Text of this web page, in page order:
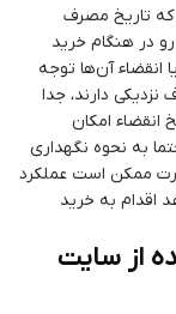
که تاریخ مصرف
در هنگام خرید
انقضاء آن‌ها توجه
دارند، جدا
انقضاء امکان
به نحوه نگهداری
ممکن است عملکرد
اقدام به خرید
از سایت